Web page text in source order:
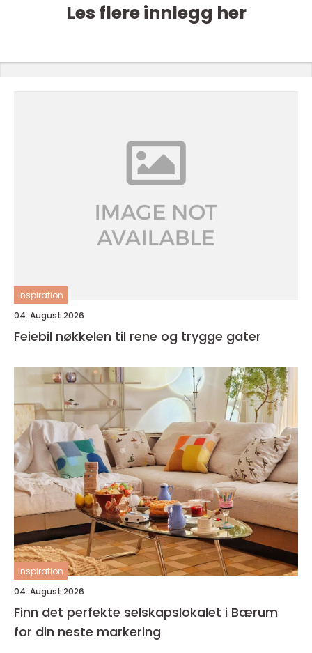
Les flere innlegg her
inspiration
04. August 2026
Feiebil nøkkelen til rene og trygge gater
inspiration
04. August 2026
Finn det perfekte selskapslokalet i Bærum
for din neste markering